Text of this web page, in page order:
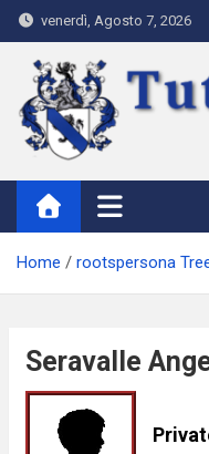
Skip
to
content
venerdì, Agosto 7, 2026
Tutti i Cioni
Where Cioni`s come from
Home rootspersona
Seravalle